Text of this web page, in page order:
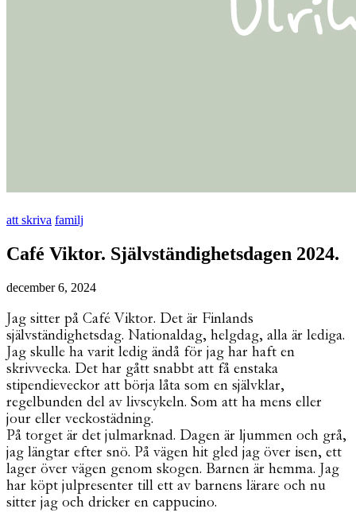
att skriva familj
Café Viktor. Självständighetsdagen 2024.
december 6, 2024
Jag sitter på Café Viktor. Det är Finlands
självständighetsdag. Nationaldag, helgdag, alla är lediga.
Jag skulle ha varit ledig ändå för jag har haft en
skrivvecka. Det har gått snabbt att få enstaka
stipendieveckor att börja låta som en självklar,
regelbunden del av livscykeln. Som att ha mens eller
jour eller veckostädning.
På torget är det julmarknad. Dagen är ljummen och grå,
jag längtar efter snö. På vägen hit gled jag över isen, ett
lager över vägen genom skogen. Barnen är hemma. Jag
har köpt julpresenter till ett av barnens lärare och nu
sitter jag och dricker en cappucino.